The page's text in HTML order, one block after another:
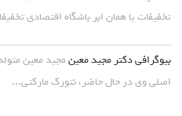
تخفیفات یا همان ابر باشگاه اقتصادی
بیوگرافی دکتر مجید معین
اصلی وی در حال حاضر، نتورک مارکتی...